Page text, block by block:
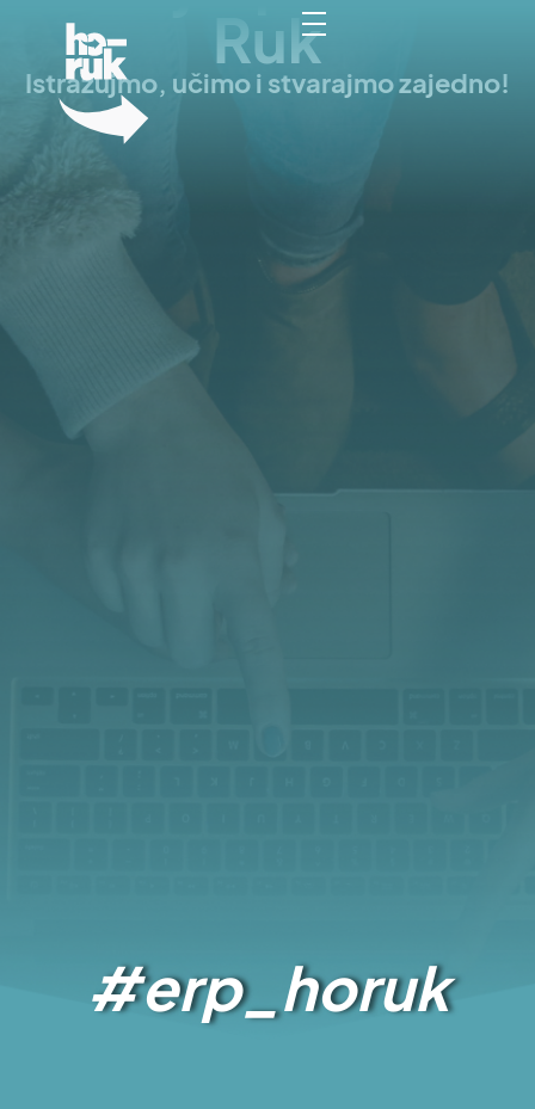
HoRuk
Ruk
Istražujmo, učimo i stvarajmo zajedno!
#erp_horuk